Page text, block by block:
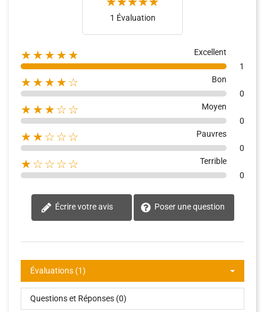
1 Évaluation
★★★★★
Excellent
1
★★★★☆
Bon
0
★★★☆☆
Moyen
0
★★☆☆☆
Pauvres
0
★☆☆☆☆
Terrible
0
Écrire votre avis Poser une question
Évaluations (1)
Questions et Réponses (0)